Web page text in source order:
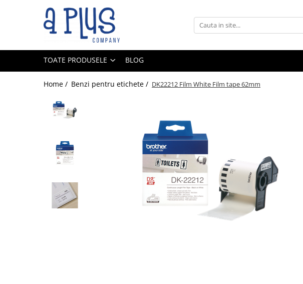
Toate Produsele
Cartuse toner
Kit mentenanta
Unitate cilindru (Drum unit)
TOATE PRODUSELE BLOG
Home / Benzi pentru etichete / DK22212 Film White Film tape 62mm